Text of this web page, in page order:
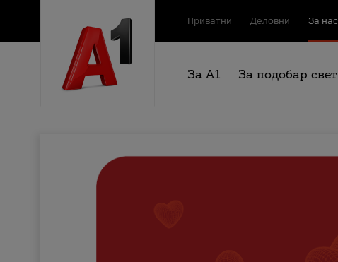
Приватни Деловни За нас
За А1 За подобар свет